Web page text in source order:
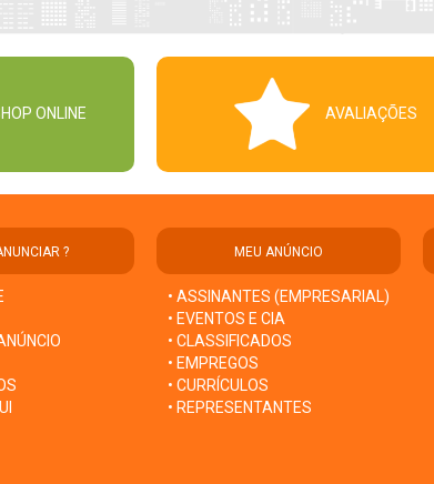
ONLINE AVALIAÇÕES
? MEU ANÚNCIO
• ASSINANTES (EMPRESARIAL)
• EVENTOS E CIA
• CLASSIFICADOS
• EMPREGOS
• CURRÍCULOS
• REPRESENTANTES